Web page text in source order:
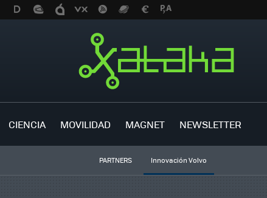
CIENCIA MOVILIDAD MAGNET NEWSLETTER
PARTNERS Innovación Volvo